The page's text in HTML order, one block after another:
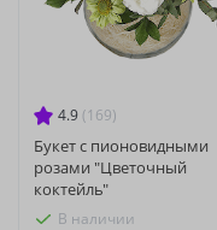
4.9 (169)
Букет с пионовидными
розами "Цветочный
коктейль"
В наличии